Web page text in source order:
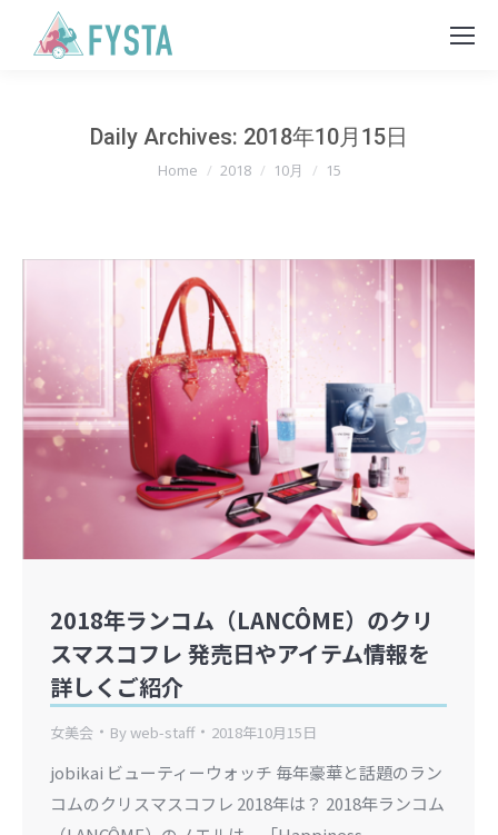
Daily Archives: 2018年10月15日
You are here:
Home 2018 10月 15
2018年ランコム（LANCÔME）のクリ
スマスコフレ 発売日やアイテム情報を
詳しくご紹介
女美会 Byweb-staff 2018年10月15日
jobikai ビューティーウォッチ 毎年豪華と話題のラン
コムのクリスマスコフレ 2018年は？ 2018年ランコム